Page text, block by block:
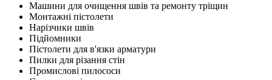
Машини для очищення швів та ремонту тріщин
Монтажні пістолети
Нарізчики швів
Підйомники
Пістолети для в'язки арматури
Пилки для різання стін
Промислові пилососи